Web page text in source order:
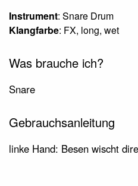
Instrument: Snare Drum
Klangfarbe: FX, long, wet
Was brauche ich?
Snare
Gebrauchsanleitung
linke Hand: Besen wischt